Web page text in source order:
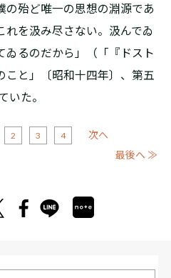
の殆ど唯一の思想の淵源であ
れを汲み尽さない。汲んでゐ
ゐるのだから」（「『ドスト
こと」〔昭和十四年〕、第五
いた。
2 3 4
次へ
最後へ ≫